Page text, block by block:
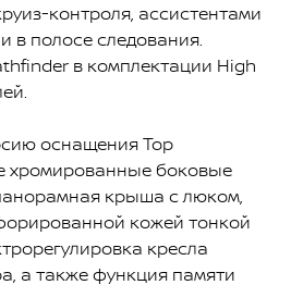
контроля, ассистентами
в полосе следования.
в комплектации High
оснащения Top
хромированные боковые
крыша с люком,
кожей тонкой
кресла
а также функция памяти